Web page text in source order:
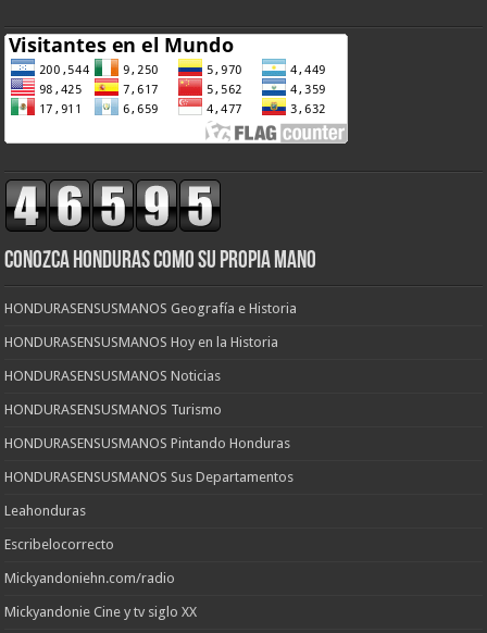
CONOZCA HONDURAS COMO SU PROPIA MANO
HONDURASENSUSMANOS Geografía e Historia
HONDURASENSUSMANOS Hoy en la Historia
HONDURASENSUSMANOS Noticias
HONDURASENSUSMANOS Turismo
HONDURASENSUSMANOS Pintando Honduras
HONDURASENSUSMANOS Sus Departamentos
Leahonduras
Escribelocorrecto
Mickyandoniehn.com/radio
Mickyandonie Cine y tv siglo XX